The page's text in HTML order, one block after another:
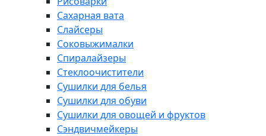
Сахарная вата
Слайсеры
Соковыжималки
Спиралайзеры
Стеклоочистители
Сушилки для белья
Сушилки для обуви
Сушилки для овощей и фруктов
Сэндвичмейкеры